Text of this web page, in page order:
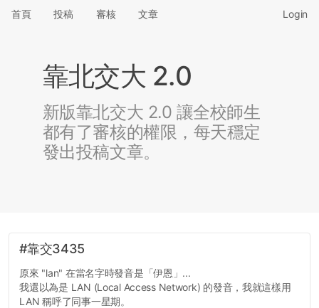
首頁 投稿 審核 文章 Login
靠北交大 2.0
新版靠北交大 2.0 讓全校師生
都有了審核的權限，每天穩定
發出投稿文章。
#靠交3435
原來 "lan" 在當名字時發音是「伊恩」...
我還以為是 LAN (Local Access Network) 的發音，我就這樣用
LAN 稱呼了同事一星期。